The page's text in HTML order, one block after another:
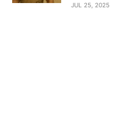
JUL 25, 2025